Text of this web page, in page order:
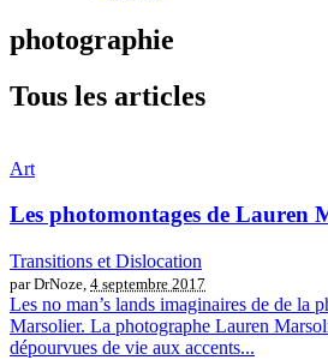
photographie
Tous les articles
Art
Les photomontages de Lauren
Transitions et Dislocation
par DrNoze, 4 septembre 2017
Les no man’s lands imaginaires de de la
Marsolier. La photographe Lauren
dépourvues de vie aux accents...